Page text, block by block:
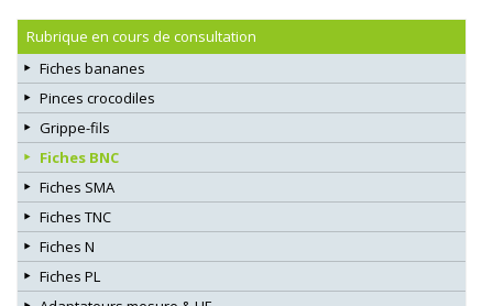
Rubrique en cours de consultation
Fiches bananes
Pinces crocodiles
Grippe-fils
Fiches BNC
Fiches SMA
Fiches TNC
Fiches N
Fiches PL